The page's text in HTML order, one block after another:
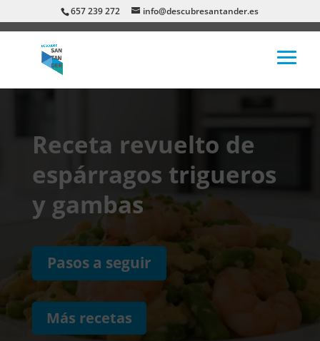
657 239 272 info@descubresantander.es
Receta revuelto de
espárragos trigueros
y gambas
Pasos a seguir
Más recetas